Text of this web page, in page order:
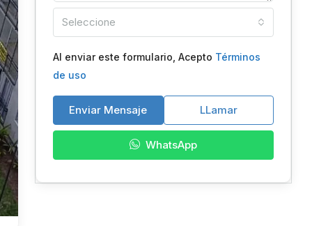
Seleccione
Al enviar este formulario, Acepto Términos
de uso
Enviar Mensaje LLamar
WhatsApp